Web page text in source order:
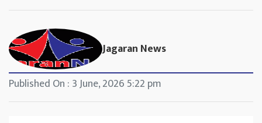
Jagaran News
Published On : 3 June, 2026 5:22 pm